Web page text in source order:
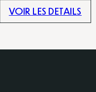
VOIR LES DETAILS